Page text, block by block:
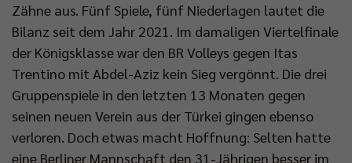
Zähne aus. Fünf Spiele, fünf Niederlagen lautet die
Bilanz seit dem Jahr 2021. Im damaligen Viertelfinale
der Königsklasse war den BR Volleys gegen Itas
Trentino mit Abdel-Aziz kein Sieg vergönnt. Die drei
Gruppenspiele in den letzten 13 Monaten gegen
seinen neuen Verein aus der Türkei gingen ebenso
verloren. Doch etwas macht Hoffnung: Selten hatte
eine Berliner Mannschaft den 31-Jährigen besser im